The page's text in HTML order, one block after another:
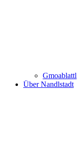
Gmoablattl
Über Nandlstadt